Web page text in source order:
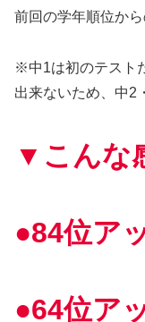
前回の学年順位か
※中1は初のテスト
出来ないため、中2
▼こんな
●84位ア
●64位ア